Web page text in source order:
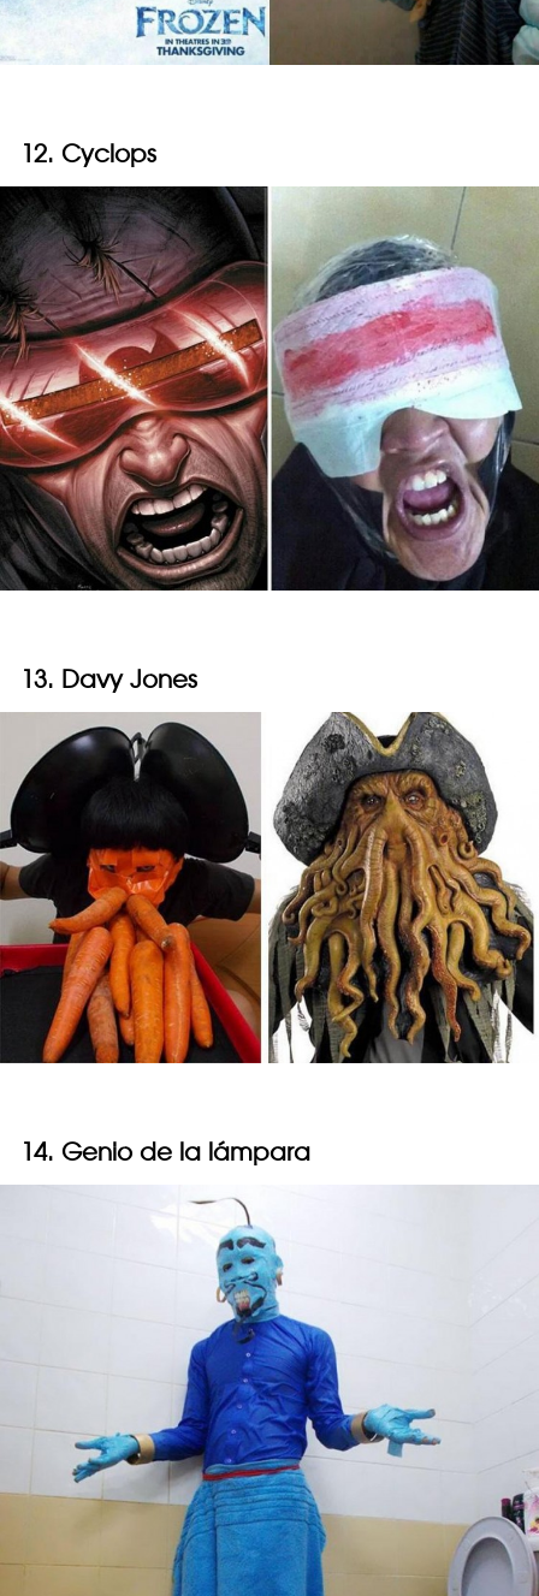
12. Cyclops
13. Davy Jones
14. Genio de la lámpara